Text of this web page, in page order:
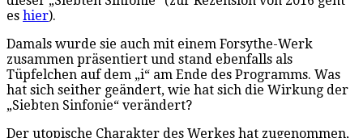
es hier).
Damals wurde sie auch mit einem Forsythe-Werk
zusammen präsentiert und stand ebenfalls als
Tüpfelchen auf dem „i“ am Ende des Programms. Was
hat sich seither geändert, wie hat sich die Wirkung der
„Siebten Sinfonie“ verändert?
Der utopische Charakter des Werkes hat zugenommen,